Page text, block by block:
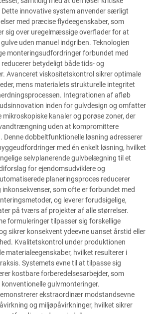
innovative system anvender særligt
med præcise flydeegenskaber, som
sig over uregelmæssige overflader for at
uden manuel indgriben. Teknologien
monteringsudfordringer forbundet med
betydeligt både tids- og
Avanceret viskositetskontrol sikrer optimale
mens materialets strukturelle integritet
Integrationen af afløb
inden for gulvdesign og omfatter
mikroskopiske kanaler og porøse zoner, der
uden at kompromittere
Denne dobbeltfunktionelle løsning adresserer
med én enkelt løsning, hvilket
selvplanerende gulvbelægning til et
for ejendomsudviklere og
planeringsproces reducerer
inkonsekvenser, som ofte er forbundet med
og leverer forudsigelige,
på tværs af projekter af alle størrelser.
formuleringer tilpasser sig forskellige
sikrer konsekvent ydeevne uanset årstid eller
Kvalitetskontrol under produktionen
materialeegenskaber, hvilket resulterer i
Systemets evne til at tilpasse sig
kostbare forberedelsesarbejder, som
gulvmonteringer.
ekstraordinær modstandsevne
og miljøpåvirkninger, hvilket sikrer